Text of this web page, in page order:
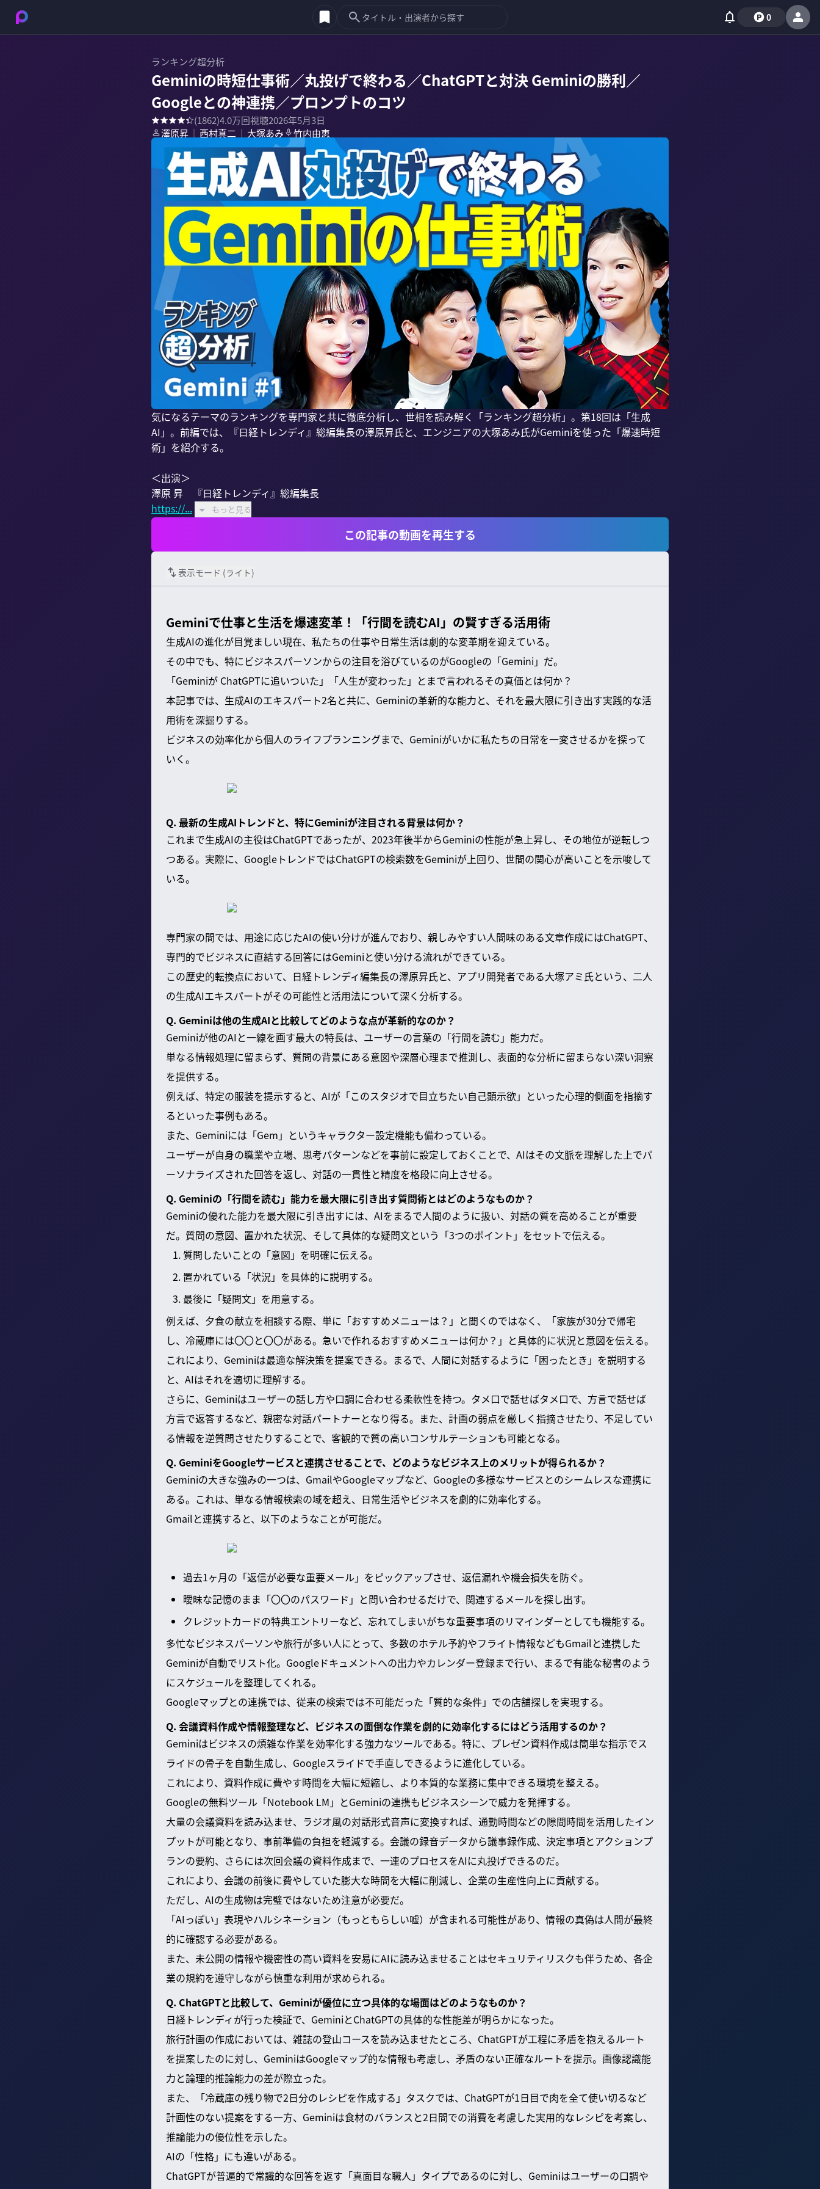
0
ランキング超分析
Geminiの時短仕事術／丸投げで終わる／ChatGPTと対決 Geminiの勝利／
Googleとの神連携／プロンプトのコツ
(1862)4.0万回視聴2026年5月3日
澤原昇 ｜ 西村真二 ｜ 大塚あみ 竹内由恵
気になるテーマのランキングを専門家と共に徹底分析し、世相を読み解く「ランキング超分析」。第18回は「生成
AI」。前編では、『日経トレンディ』総編集長の澤原昇氏と、エンジニアの大塚あみ氏がGeminiを使った「爆速時短
術」を紹介する。
＜出演＞
https://...
もっと見る
この記事の動画を再生する
表示モード (ライト)
Geminiで仕事と生活を爆速変革！「行間を読むAI」の賢すぎる活用術
生成AIの進化が目覚ましい現在、私たちの仕事や日常生活は劇的な変革期を迎えている。
その中でも、特にビジネスパーソンからの注目を浴びているのがGoogleの「Gemini」だ。
「Geminiが ChatGPTに追いついた」「人生が変わった」とまで言われるその真価とは何か？
本記事では、生成AIのエキスパート2名と共に、Geminiの革新的な能力と、それを最大限に引き出す実践的な活
用術を深掘りする。
ビジネスの効率化から個人のライフプランニングまで、Geminiがいかに私たちの日常を一変させるかを探って
いく。
Q. 最新の生成AIトレンドと、特にGeminiが注目される背景は何か？
これまで生成AIの主役はChatGPTであったが、2023年後半からGeminiの性能が急上昇し、その地位が逆転しつ
つある。実際に、GoogleトレンドではChatGPTの検索数をGeminiが上回り、世間の関心が高いことを示唆して
いる。
専門家の間では、用途に応じたAIの使い分けが進んでおり、親しみやすい人間味のある文章作成にはChatGPT、
専門的でビジネスに直結する回答にはGeminiと使い分ける流れができている。
この歴史的転換点において、日経トレンディ編集長の澤原昇氏と、アプリ開発者である大塚アミ氏という、二人
の生成AIエキスパートがその可能性と活用法について深く分析する。
Q. Geminiは他の生成AIと比較してどのような点が革新的なのか？
Geminiが他のAIと一線を画す最大の特長は、ユーザーの言葉の「行間を読む」能力だ。
単なる情報処理に留まらず、質問の背景にある意図や深層心理まで推測し、表面的な分析に留まらない深い洞察
を提供する。
例えば、特定の服装を提示すると、AIが「このスタジオで目立ちたい自己顕示欲」といった心理的側面を指摘す
るといった事例もある。
また、Geminiには「Gem」というキャラクター設定機能も備わっている。
ユーザーが自身の職業や立場、思考パターンなどを事前に設定しておくことで、AIはその文脈を理解した上でパ
ーソナライズされた回答を返し、対話の一貫性と精度を格段に向上させる。
Q. Geminiの「行間を読む」能力を最大限に引き出す質問術とはどのようなものか？
Geminiの優れた能力を最大限に引き出すには、AIをまるで人間のように扱い、対話の質を高めることが重要
だ。質問の意図、置かれた状況、そして具体的な疑問文という「3つのポイント」をセットで伝える。
質問したいことの「意図」を明確に伝える。
置かれている「状況」を具体的に説明する。
最後に「疑問文」を用意する。
例えば、夕食の献立を相談する際、単に「おすすめメニューは？」と聞くのではなく、「家族が30分で帰宅
し、冷蔵庫には〇〇と〇〇がある。急いで作れるおすすめメニューは何か？」と具体的に状況と意図を伝える。
これにより、Geminiは最適な解決策を提案できる。まるで、人間に対話するように「困ったとき」を説明する
と、AIはそれを適切に理解する。
さらに、Geminiはユーザーの話し方や口調に合わせる柔軟性を持つ。タメ口で話せばタメ口で、方言で話せば
方言で返答するなど、親密な対話パートナーとなり得る。また、計画の弱点を厳しく指摘させたり、不足してい
る情報を逆質問させたりすることで、客観的で質の高いコンサルテーションも可能となる。
Q. GeminiをGoogleサービスと連携させることで、どのようなビジネス上のメリットが得られるか？
Geminiの大きな強みの一つは、GmailやGoogleマップなど、Googleの多様なサービスとのシームレスな連携に
ある。これは、単なる情報検索の域を超え、日常生活やビジネスを劇的に効率化する。
Gmailと連携すると、以下のようなことが可能だ。
過去1ヶ月の「返信が必要な重要メール」をピックアップさせ、返信漏れや機会損失を防ぐ。
曖昧な記憶のまま「〇〇のパスワード」と問い合わせるだけで、関連するメールを探し出す。
クレジットカードの特典エントリーなど、忘れてしまいがちな重要事項のリマインダーとしても機能する。
多忙なビジネスパーソンや旅行が多い人にとって、多数のホテル予約やフライト情報などもGmailと連携した
Geminiが自動でリスト化。Googleドキュメントへの出力やカレンダー登録まで行い、まるで有能な秘書のよう
にスケジュールを整理してくれる。
Googleマップとの連携では、従来の検索では不可能だった「質的な条件」での店舗探しを実現する。
Q. 会議資料作成や情報整理など、ビジネスの面倒な作業を劇的に効率化するにはどう活用するのか？
Geminiはビジネスの煩雑な作業を効率化する強力なツールである。特に、プレゼン資料作成は簡単な指示でス
ライドの骨子を自動生成し、Googleスライドで手直しできるように進化している。
これにより、資料作成に費やす時間を大幅に短縮し、より本質的な業務に集中できる環境を整える。
Googleの無料ツール「Notebook LM」とGeminiの連携もビジネスシーンで威力を発揮する。
大量の会議資料を読み込ませ、ラジオ風の対話形式音声に変換すれば、通勤時間などの隙間時間を活用したイン
プットが可能となり、事前準備の負担を軽減する。会議の録音データから議事録作成、決定事項とアクションプ
ランの要約、さらには次回会議の資料作成まで、一連のプロセスをAIに丸投げできるのだ。
これにより、会議の前後に費やしていた膨大な時間を大幅に削減し、企業の生産性向上に貢献する。
ただし、AIの生成物は完璧ではないため注意が必要だ。
「AIっぽい」表現やハルシネーション（もっともらしい嘘）が含まれる可能性があり、情報の真偽は人間が最終
的に確認する必要がある。
また、未公開の情報や機密性の高い資料を安易にAIに読み込ませることはセキュリティリスクも伴うため、各企
業の規約を遵守しながら慎重な利用が求められる。
Q. ChatGPTと比較して、Geminiが優位に立つ具体的な場面はどのようなものか？
日経トレンディが行った検証で、GeminiとChatGPTの具体的な性能差が明らかになった。
旅行計画の作成においては、雑誌の登山コースを読み込ませたところ、ChatGPTが工程に矛盾を抱えるルート
を提案したのに対し、GeminiはGoogleマップ的な情報も考慮し、矛盾のない正確なルートを提示。画像認識能
力と論理的推論能力の差が際立った。
また、「冷蔵庫の残り物で2日分のレシピを作成する」タスクでは、ChatGPTが1日目で肉を全て使い切るなど
計画性のない提案をする一方、Geminiは食材のバランスと2日間での消費を考慮した実用的なレシピを考案し、
推論能力の優位性を示した。
AIの「性格」にも違いがある。
ChatGPTが普遍的で常識的な回答を返す「真面目な職人」タイプであるのに対し、Geminiはユーザーの口調や